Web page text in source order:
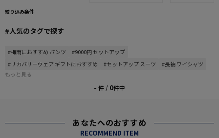
絞り込み条件
#人気のタグで探す
#梅雨におすすめ パンツ
#9000円 セットアップ
#リカバリーウェア ギフトにおすすめ
#セットアップ スーツ
#長袖 ワイシャツ
もっと見る
- 件 / 0件中
あなたへのおすすめ
RECOMMEND ITEM